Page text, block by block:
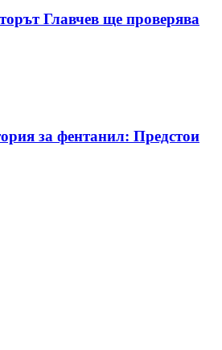
Главчев ще проверява
за фентанил: Предстои